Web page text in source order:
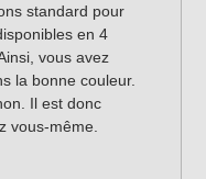
standard pour
en 4
vous avez
la bonne couleur.
Il est donc
vous-même.